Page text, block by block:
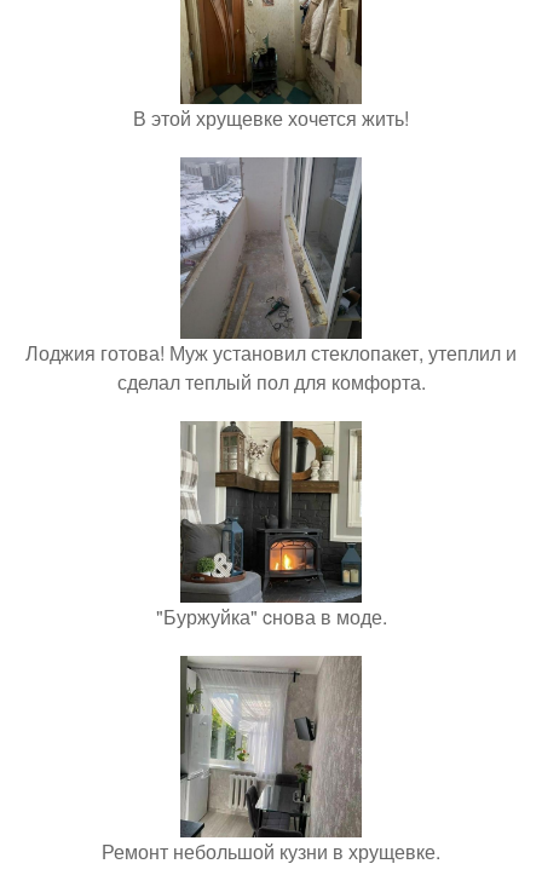
В этой хрущевке хочется жить!
Лоджия готова! Муж установил стеклопакет, утеплил и
сделал теплый пол для комфорта.
"Буржуйка" cнова в моде.
Ремонт небольшой кузни в хрущевке.